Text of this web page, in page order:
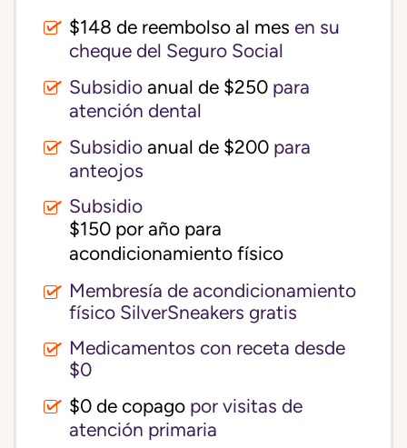
$148 de reembolso al mes en su
cheque del Seguro Social
Subsidio anual de $250 para
atención dental
Subsidio anual de $200 para
anteojos
Subsidio
$150 por año para
acondicionamiento físico
Membresía de acondicionamiento
físico SilverSneakers gratis
Medicamentos con receta desde
$0
$0 de copago por visitas de
atención primaria